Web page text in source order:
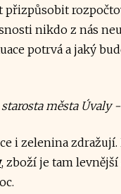
přizpůsobit
nikdo z nás
potrvá a jaký
města Úvaly -
i zelenina zdražují.
, zboží je tam levnější